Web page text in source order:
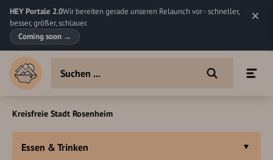
HEY Portale 2.0Wir bereiten gerade unseren Relaunch vor - schneller,
besser, größer, schlauer.
Coming soon →
Kreisfreie Stadt Rosenheim
Essen & Trinken